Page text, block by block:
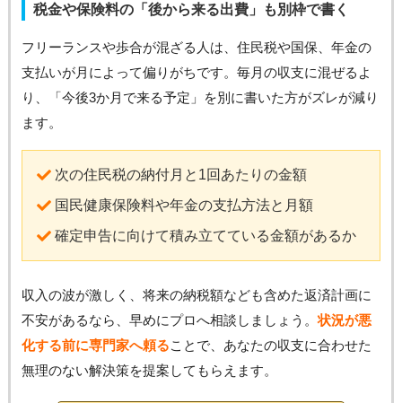
税金や保険料の「後から来る出費」も別枠で書く
フリーランスや歩合が混ざる人は、住民税や国保、年金の
支払いが月によって偏りがちです。毎月の収支に混ぜるよ
り、「今後3か月で来る予定」を別に書いた方がズレが減り
ます。
次の住民税の納付月と1回あたりの金額
国民健康保険料や年金の支払方法と月額
確定申告に向けて積み立てている金額があるか
収入の波が激しく、将来の納税額なども含めた返済計画に
不安があるなら、早めにプロへ相談しましょう。状況が悪
化する前に専門家へ頼ることで、あなたの収支に合わせた
無理のない解決策を提案してもらえます。